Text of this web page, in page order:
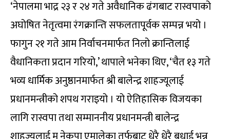
‘नेपालमा भाद्र २३ र २४ गते अवैधानिक ढंगबाट रास्वपाको
अघोषित नेतृत्वमा रंगक्रान्ति सफलतापूर्वक सम्पन्न भयो ।
फागुन २१ गते आम निर्वाचनमार्फत निलो क्रान्तिलाई
वैधानिकता प्रदान गरियो,’ थापाले भनेका थिए, ‘चैत १३ गते
भव्य धार्मिक अनुष्ठानमार्फत श्री बालेन्द्र शाहज्यूलाई
प्रधानमन्त्रीको शपथ गराइयो । यो ऐतिहासिक विजयका
लागि रास्वपा तथा सम्माननीय प्रधानमन्त्री बालेन्द्र